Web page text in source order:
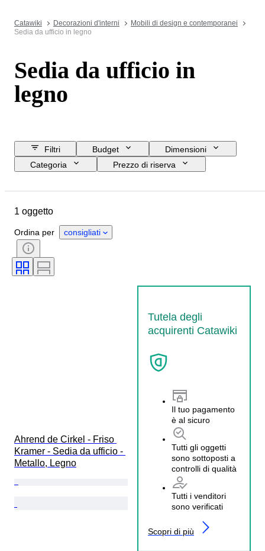
Catawiki Decorazioni d'interni
Mobili di design e contemporanei
Sedia da ufficio in legno
Sedia da ufficio in
legno
Filtri Budget
Dimensioni
Categoria
Prezzo di riserva
Paese d’origine
Condizioni
Epoca
Creatore
1 oggetto
Ordina per consigliati
Ahrend de Cirkel - Friso
Kramer - Sedia da ufficio -
Metallo, Legno
Tutela degli
acquirenti Catawiki
Il tuo pagamento
è al sicuro
Tutti gli oggetti
sono sottoposti a
controlli di qualità
Tutti i venditori
sono verificati
Scopri di più